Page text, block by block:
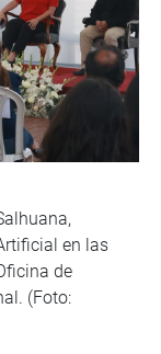
en las
de
(Foto: